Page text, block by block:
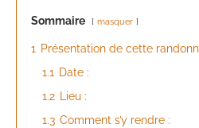
Sommaire masquer
1
Présentation de cette
1.1
Date :
1.2
Lieu :
1.3 Comment s’y rendre :